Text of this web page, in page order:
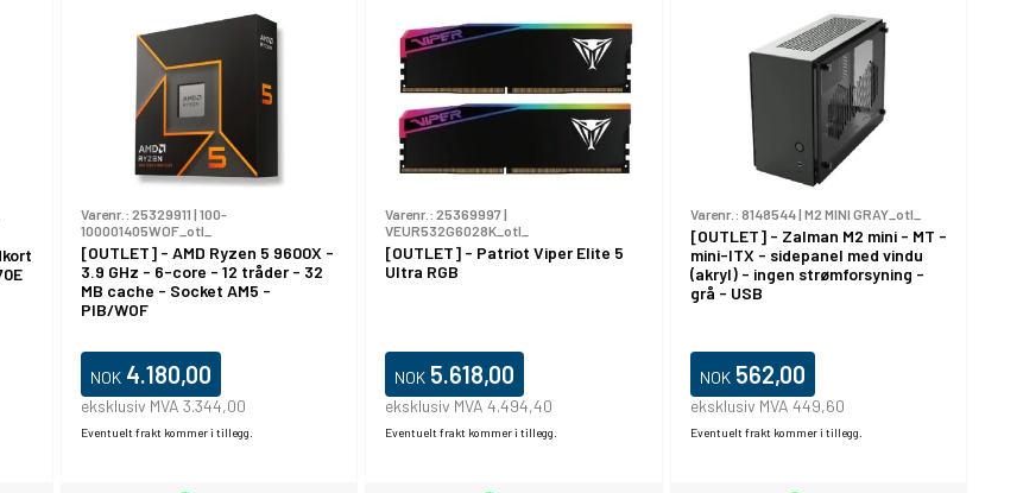
Varenr.: 25329911 | 100-
100001405WOF_otl_
[OUTLET] - AMD Ryzen 5 9600X -
3.9 GHz - 6-core - 12 tråder - 32
MB cache - Socket AM5 -
PIB/WOF
NOK 4.180,00
eksklusiv MVA 3.344,00
Eventuelt frakt kommer i tillegg.
Varenr.: 25369997|
VEUR532G6028K_otl_
[OUTLET] - Patriot Viper Elite 5
Ultra RGB
NOK 5.618,00
eksklusiv MVA 4.494,40
Eventuelt frakt kommer i tillegg.
Varenr.: 8148544| M2 MINI GRAY_otl_
[OUTLET] - Zalman M2 mini - MT -
mini-ITX - sidepanel med vindu
(akryl) - ingen strømforsyning -
grå - USB
NOK 562,00
eksklusiv MVA 449,60
Eventuelt frakt kommer i tillegg.